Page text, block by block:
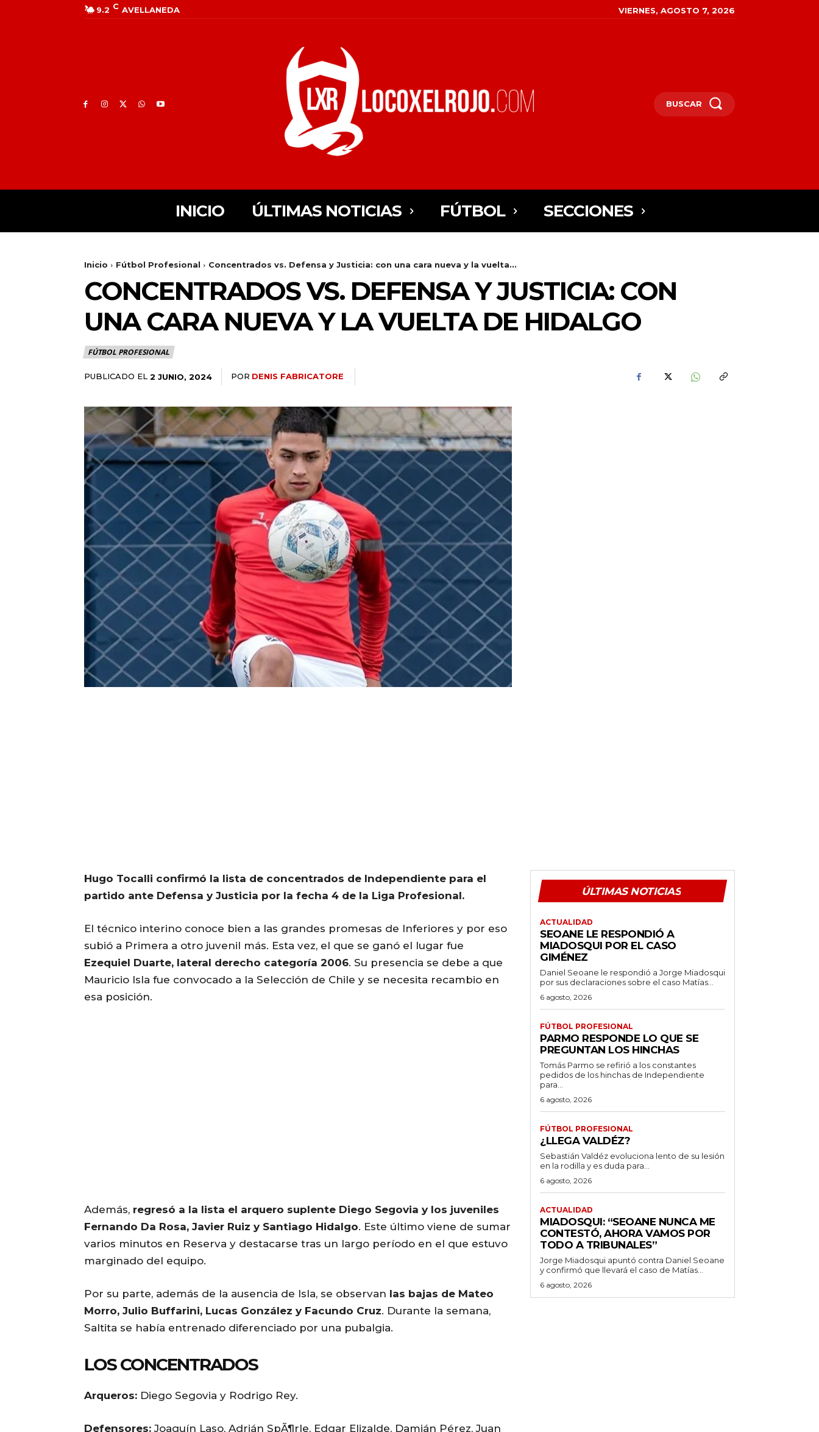
9.2 C AVELLANEDA VIERNES, AGOSTO 7, 2026
BUSCAR
INICIO ÚLTIMAS NOTICIAS FÚTBOL SECCIONES
Inicio Fútbol Profesional Concentrados vs. Defensa y Justicia: con una cara nueva y la vuelta...
CONCENTRADOS VS. DEFENSA Y JUSTICIA: CON
UNA CARA NUEVA Y LA VUELTA DE HIDALGO
FÚTBOL PROFESIONAL
PUBLICADO EL 2 JUNIO, 2024 POR DENIS FABRICATORE
Hugo Tocalli confirmó la lista de concentrados de Independiente para el
partido ante Defensa y Justicia por la fecha 4 de la Liga Profesional.
El técnico interino conoce bien a las grandes promesas de Inferiores y por eso
subió a Primera a otro juvenil más. Esta vez, el que se ganó el lugar fue
Ezequiel Duarte, lateral derecho categoría 2006. Su presencia se debe a que
Mauricio Isla fue convocado a la Selección de Chile y se necesita recambio en
esa posición.
Además, regresó a la lista el arquero suplente Diego Segovia y los juveniles
Fernando Da Rosa, Javier Ruiz y Santiago Hidalgo. Este último viene de sumar
varios minutos en Reserva y destacarse tras un largo período en el que estuvo
marginado del equipo.
Por su parte, además de la ausencia de Isla, se observan las bajas de Mateo
Morro, Julio Buffarini, Lucas González y Facundo Cruz. Durante la semana,
Saltita se había entrenado diferenciado por una pubalgia.
LOS CONCENTRADOS
Arqueros: Diego Segovia y Rodrigo Rey.
Defensores: Joaquín Laso, Adrián SpÃ¶rle, Edgar Elizalde, Damián Pérez, Juan
ÚLTIMAS NOTICIAS
ACTUALIDAD
SEOANE LE RESPONDIÓ A
MIADOSQUI POR EL CASO
GIMÉNEZ
Daniel Seoane le respondió a Jorge Miadosqui
por sus declaraciones sobre el caso Matías...
6 agosto, 2026
FÚTBOL PROFESIONAL
PARMO RESPONDE LO QUE SE
PREGUNTAN LOS HINCHAS
Tomás Parmo se refirió a los constantes
pedidos de los hinchas de Independiente
para...
6 agosto, 2026
FÚTBOL PROFESIONAL
¿LLEGA VALDÉZ?
Sebastián Valdéz evoluciona lento de su lesión
en la rodilla y es duda para...
6 agosto, 2026
ACTUALIDAD
MIADOSQUI: “SEOANE NUNCA ME
CONTESTÓ, AHORA VAMOS POR
TODO A TRIBUNALES”
Jorge Miadosqui apuntó contra Daniel Seoane
y confirmó que llevará el caso de Matías...
6 agosto, 2026